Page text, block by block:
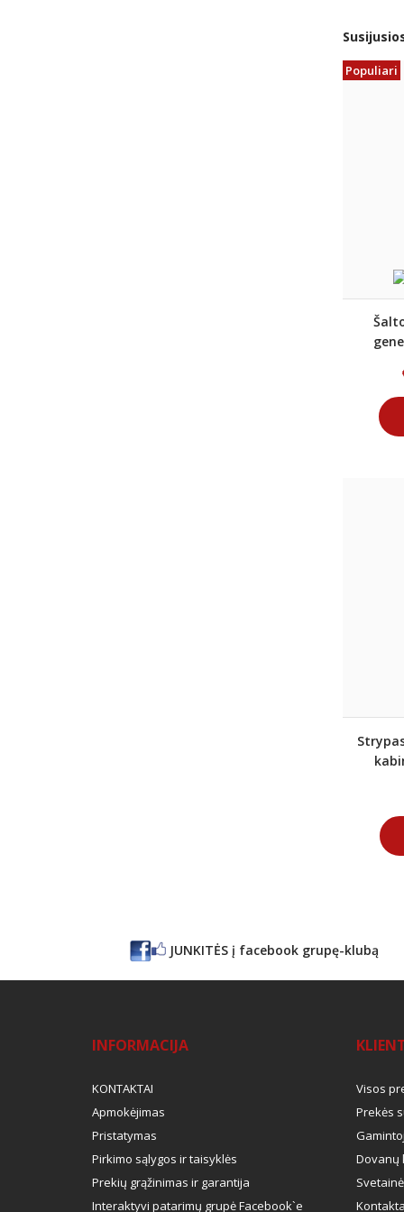
Populiari
JUNKITĖS į facebook grupę-klubą
INFORMACIJA
KONTAKTAI
Apmokėjimas
Pristatymas
Pirkimo sąlygos ir taisyklės
Prekių grąžinimas ir garantija
Interaktyvi patarimų grupė Facebook`e
Visos
Prekės
Dovanų